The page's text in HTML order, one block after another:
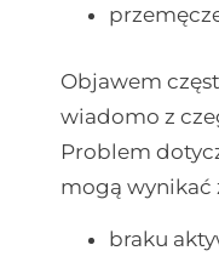
Objawem
wiadomo z
Problem
mogą wynikać
braku